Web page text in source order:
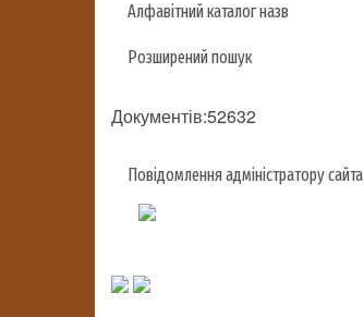
Алфавітний каталог назв
Розширений пошук
Документів:52632
Повідомлення адміністратору сайта